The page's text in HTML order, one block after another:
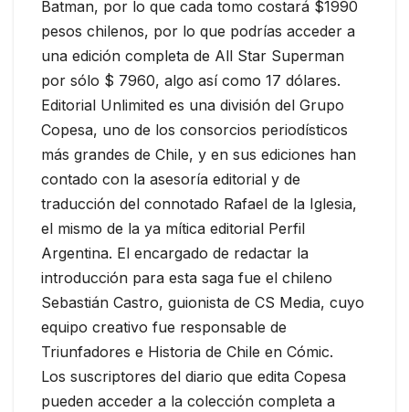
Batman, por lo que cada tomo costará $1990
pesos chilenos, por lo que podrías acceder a
una edición completa de All Star Superman
por sólo $ 7960, algo así como 17 dólares.
Editorial Unlimited es una división del Grupo
Copesa, uno de los consorcios periodísticos
más grandes de Chile, y en sus ediciones han
contado con la asesoría editorial y de
traducción del connotado Rafael de la Iglesia,
el mismo de la ya mítica editorial Perfil
Argentina. El encargado de redactar la
introducción para esta saga fue el chileno
Sebastián Castro, guionista de CS Media, cuyo
equipo creativo fue responsable de
Triunfadores e Historia de Chile en Cómic.
Los suscriptores del diario que edita Copesa
pueden acceder a la colección completa a